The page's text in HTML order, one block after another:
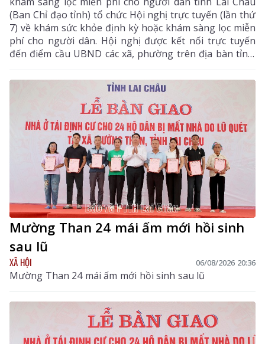
(Ban Chỉ đạo tỉnh) tổ chức Hội nghị trực tuyến (lần thứ
7) về khám sức khỏe định kỳ hoặc khám sàng lọc miễn
phí cho người dân. Hội nghị được kết nối trực tuyến
đến điểm cầu UBND các xã, phường trên địa bàn tỉnh.
Đồng chí Bùi Tiến Thanh – Tỉnh ủy viên, Giám đốc Sở
Y tế, Phó Trưởng Ban chỉ đạo tỉnh chủ trì hội nghị. Dự
hội nghị còn có các đồng chí thành viên Ban Chỉ đạo
Mường Than 24 mái ấm mới hồi sinh
sau lũ
XÃ HỘI 06/08/2026 20:36
Mường Than 24 mái ấm mới hồi sinh sau lũ